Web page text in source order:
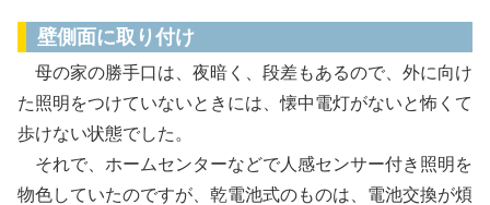
壁側面に取り付け
母の家の勝手口は、夜暗く、段差もあるので、外に向け
た照明をつけていないときには、懐中電灯がないと怖くて
歩けない状態でした。
それで、ホームセンターなどで人感センサー付き照明を
物色していたのですが、乾電池式のものは、電池交換が煩